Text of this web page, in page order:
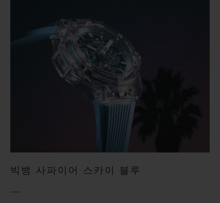
빅뱅 사파이어 스카이 블루